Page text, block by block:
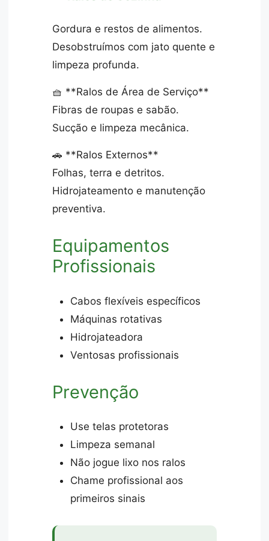
Gordura e restos de alimentos.
Desobstruímos com jato quente e
limpeza profunda.
🧺 **Ralos de Área de Serviço**
Fibras de roupas e sabão.
Sucção e limpeza mecânica.
🚗 **Ralos Externos**
Folhas, terra e detritos.
Hidrojateamento e manutenção
preventiva.
Equipamentos
Profissionais
Cabos flexíveis específicos
Máquinas rotativas
Hidrojateadora
Ventosas profissionais
Prevenção
Use telas protetoras
Limpeza semanal
Não jogue lixo nos ralos
Chame profissional aos
primeiros sinais